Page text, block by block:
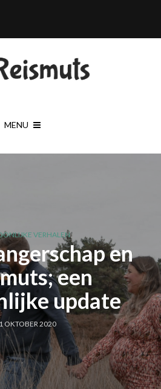
MENU
VERHALEN
en
een
update
OKTOBER 2020